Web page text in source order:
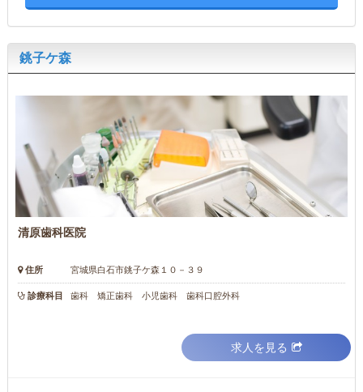
銚子ケ森
清原歯科医院
住所 宮城県白石市銚子ケ森１０－３９
診療科目 歯科 矯正歯科 小児歯科 歯科口腔外科
求人を見る